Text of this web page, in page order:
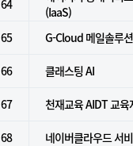
64
(IaaS)
65
G-Cloud 메일솔루
66 클래스팅 AI
67 천재교육 AIDT 교육
68 네이버클라우드 서